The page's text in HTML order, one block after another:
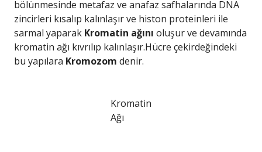
bölünmesinde metafaz ve anafaz safhalarında DNA
zincirleri kısalıp kalınlaşır ve histon proteinleri ile
sarmal yaparak Kromatin ağını oluşur ve devamında
kromatin ağı kıvrılıp kalınlaşır.Hücre çekirdeğindeki
bu yapılara Kromozom denir.
Kromatin
Ağı